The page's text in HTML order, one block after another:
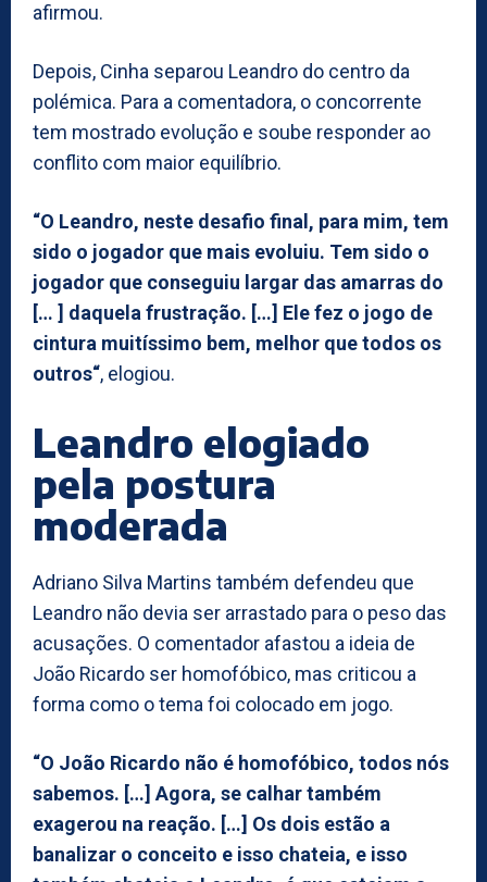
afirmou.
Depois, Cinha separou Leandro do centro da
polémica. Para a comentadora, o concorrente
tem mostrado evolução e soube responder ao
conflito com maior equilíbrio.
“O Leandro, neste desafio final, para mim, tem
sido o jogador que mais evoluiu. Tem sido o
jogador que conseguiu largar das amarras do
[… ] daquela frustração. […] Ele fez o jogo de
cintura muitíssimo bem, melhor que todos os
outros“, elogiou.
Leandro elogiado
pela postura
moderada
Adriano Silva Martins também defendeu que
Leandro não devia ser arrastado para o peso das
acusações. O comentador afastou a ideia de
João Ricardo ser homofóbico, mas criticou a
forma como o tema foi colocado em jogo.
“O João Ricardo não é homofóbico, todos nós
sabemos. […] Agora, se calhar também
exagerou na reação. […] Os dois estão a
banalizar o conceito e isso chateia, e isso